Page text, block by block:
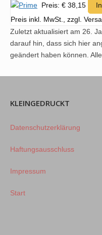
Preis: € 38,15
Preis inkl. MwSt., zzgl.
Zuletzt aktualisiert am 26.
darauf hin, dass sich hier
geändert haben können.
KLEINGEDRUCKT
Datenschutzerklärung
Haftungsausschluss
Impressum
Start